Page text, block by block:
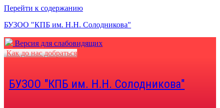
Перейти к содержанию
БУЗОО "КПБ им. Н.Н. Солодникова"
Версия для слабовидящих
Как до нас добраться
БУЗОО "КПБ им. Н.Н. Солодникова"